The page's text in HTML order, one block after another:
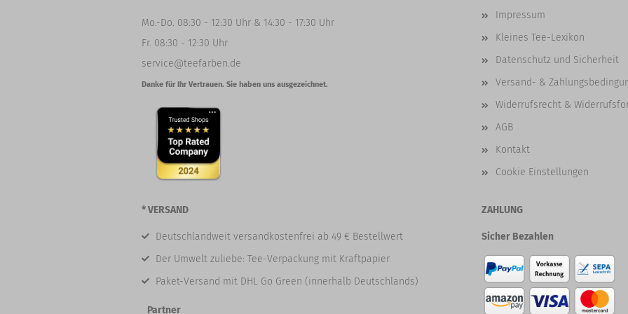
Mo.-Do. 08:30 - 12:30 Uhr & 14:30 - 17:30 Uhr
Fr. 08:30 - 12:30 Uhr
service@teefarben.de
Danke für Ihr Vertrauen. Sie haben uns ausgezeichnet.
Impressum
Kleines Tee-Lexikon
Datenschutz und Sicherheit
Versand- &
Widerrufsrecht &
AGB
Kontakt
Cookie Einstellungen
* VERSAND
Deutschlandweit versandkostenfrei ab 49 € Bestellwert
Der Umwelt zuliebe: Tee-Verpackung mit Kraftpapier
Paket-Versand mit DHL Go Green (innerhalb Deutschlands)
Partner
ZAHLUNG
Sicher Bezahlen